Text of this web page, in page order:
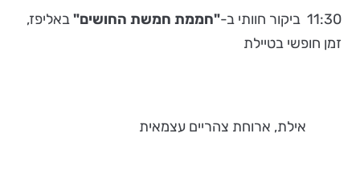
11:30 ביקור חוותי ב- "חממת חמשת החושים"באליפז,
זמן חופשי בטיילת
אילת, ארוחת צהריים עצמאית